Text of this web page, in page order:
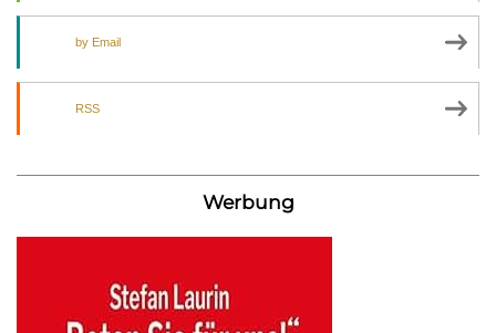
by Email
RSS
Werbung